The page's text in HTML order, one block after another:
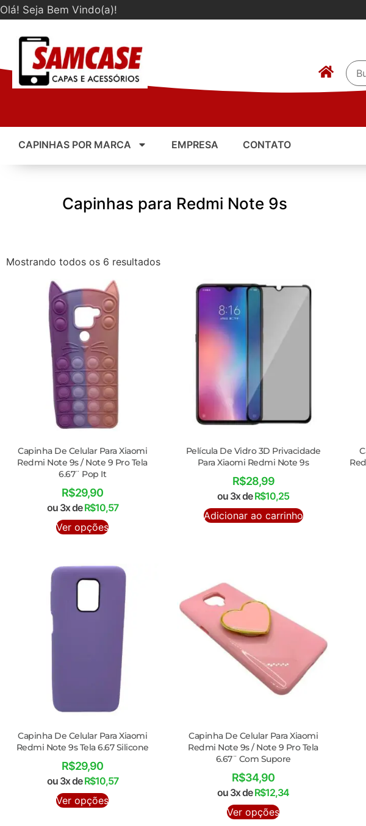
Olá! Seja Bem Vindo(a)!
CAPINHAS POR MARCA EMPRESA CONTATO
Capinhas para Redmi Note 9s
Mostrando todos os 6 resultados
Capinha De Celular Para Xiaomi
Redmi Note 9s / Note 9 Pro Tela
6.67¨ Pop It
R$29,90
ou 3x deR$10,57
Ver opções
Película De Vidro 3D Privacidade
Para Xiaomi Redmi Note 9s
R$28,99
ou 3x deR$10,25
Adicionar ao carrinho
Capinha De Celular Para Xiaomi
Redmi Note 9s Tela 6.67 Silicone
R$29,90
ou 3x deR$10,57
Ver opções
Capinha De Celular Para Xiaomi
Redmi Note 9s / Note 9 Pro Tela
6.67¨ Com Supore
R$34,90
ou 3x deR$12,34
Ver opções